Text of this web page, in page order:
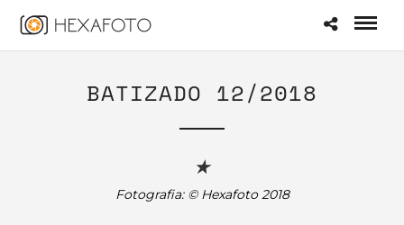
BATIZADO 12/2018
★
Fotografia: © Hexafoto 2018